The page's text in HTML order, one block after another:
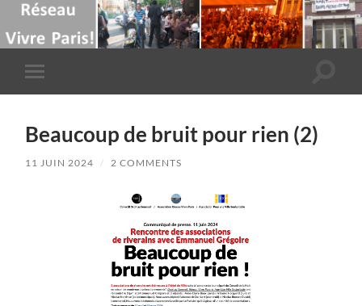
Toggle
mobile
Beaucoup de bruit pour rien (2)
11 JUIN 2024 / 2 COMMENTS